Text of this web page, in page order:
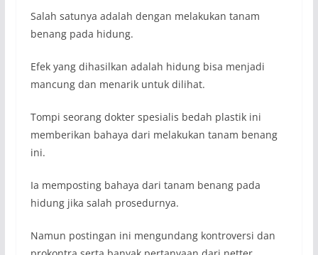
Salah satunya adalah dengan melakukan tanam
benang pada hidung.
Efek yang dihasilkan adalah hidung bisa menjadi
mancung dan menarik untuk dilihat.
Tompi seorang dokter spesialis bedah plastik ini
memberikan bahaya dari melakukan tanam benang
ini.
Ia memposting bahaya dari tanam benang pada
hidung jika salah prosedurnya.
Namun postingan ini mengundang kontroversi dan